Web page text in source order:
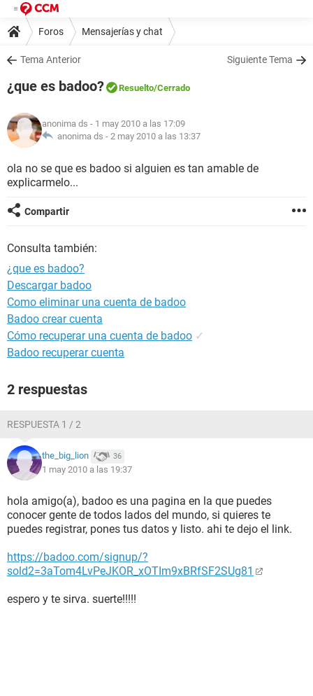
Foros Mensajerías y chat
Tema Anterior Siguiente Tema
¿que es badoo? Resuelto/Cerrado
anonima ds - 1 may 2010 a las 17:09
anonima ds - 2 may 2010 a las 13:37
ola no se que es badoo si alguien es tan amable de
explicarmelo...
Compartir
Consulta también:
¿que es badoo?
Descargar badoo
Como eliminar una cuenta de badoo
Badoo crear cuenta
Cómo recuperar una cuenta de badoo ✓
Badoo recuperar cuenta
2 respuestas
RESPUESTA 1 / 2
the_big_lion 36
1 may 2010 a las 19:37
hola amigo(a), badoo es una pagina en la que puedes
conocer gente de todos lados del mundo, si quieres te
puedes registrar, pones tus datos y listo. ahi te dejo el link.
https://badoo.com/signup/?
sold2=3aTom4LvPeJKOR_xOTIm9xBRfSF2SUg81
espero y te sirva. suerte!!!!!